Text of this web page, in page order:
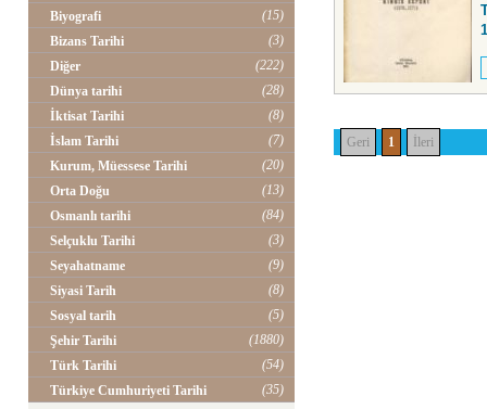
Biyografi
(15)
Bizans Tarihi
(3)
Diğer
(222)
Dünya tarihi
(28)
İktisat Tarihi
(8)
İslam Tarihi
(7)
Kurum, Müessese Tarihi
(20)
Orta Doğu
(13)
Osmanlı tarihi
(84)
Selçuklu Tarihi
(3)
Seyahatname
(9)
Siyasi Tarih
(8)
Sosyal tarih
(5)
Şehir Tarihi
(1880)
Türk Tarihi
(54)
Türkiye Cumhuriyeti Tarihi
(35)
Geri 1 İleri